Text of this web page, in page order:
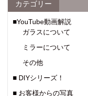
カテゴリー
■YouTube動画解説
ガラスについて
ミラーについて
その他
■ DIYシリーズ！
■ お客様からの写真